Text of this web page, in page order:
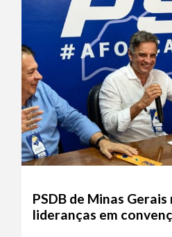
PSDB de Minas
lideranças em